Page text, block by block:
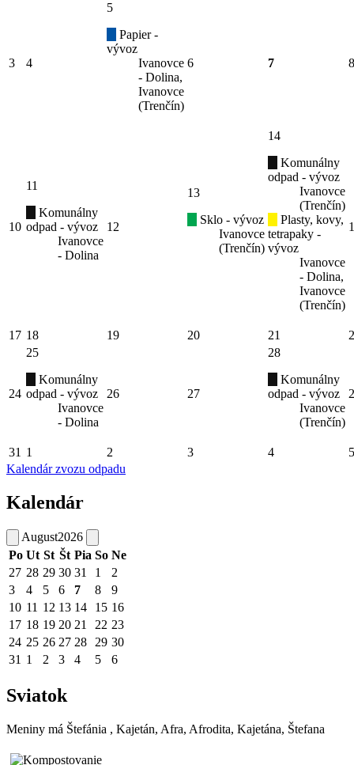
3 4
5
Papier -
vývoz
Ivanovce
- Dolina,
Ivanovce
(Trenčín)
6 7 8
10
11
Komunálny
odpad - vývoz
Ivanovce
- Dolina
12
13
Sklo - vývoz
Ivanovce
(Trenčín)
14
Komunálny
odpad - vývoz
Ivanovce
(Trenčín)
Plasty, kovy,
tetrapaky -
vývoz
Ivanovce
- Dolina,
Ivanovce
(Trenčín)
17 18 19 20 21
24
25
Komunálny
odpad - vývoz
Ivanovce
- Dolina
26 27
28
Komunálny
odpad - vývoz
Ivanovce
(Trenčín)
31 1 2 3 4
5
Kalendár zvozu odpadu
Kalendár
August2026
Po Ut St Št Pia So Ne
27 28 29 30 31 1
2
3
4 5 6 7 8
9
10 11 12 13 14 15 16
17 18 19 20 21 22 23
24 25 26 27 28 29 30
31 1 2 3 4 5 6
Sviatok
Meniny má Štefánia , Kajetán, Afra, Afrodita, Kajetána, Štefana